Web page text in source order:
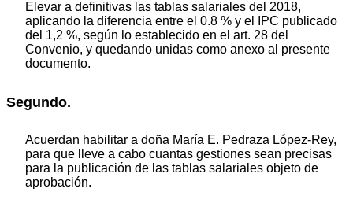
Elevar a definitivas las tablas salariales del 2018,
aplicando la diferencia entre el 0.8 % y el IPC publicado
del 1,2 %, según lo establecido en el art. 28 del
Convenio, y quedando unidas como anexo al presente
documento.
Segundo.
Acuerdan habilitar a doña María E. Pedraza López-Rey,
para que lleve a cabo cuantas gestiones sean precisas
para la publicación de las tablas salariales objeto de
aprobación.